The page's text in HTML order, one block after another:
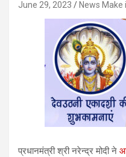
June 29, 2023 News Make
प्रधानमंत्री श्री नरेन्द्र मोदी ने